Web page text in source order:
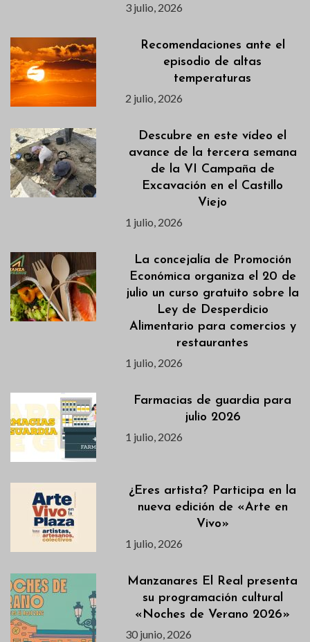
3 julio, 2026
Recomendaciones ante el
episodio de altas
temperaturas
2 julio, 2026
Descubre en este vídeo el
avance de la tercera semana
de la VI Campaña de
Excavación en el Castillo
Viejo
1 julio, 2026
La concejalía de Promoción
Económica organiza el 20 de
julio un curso gratuito sobre la
Ley de Desperdicio
Alimentario para comercios y
restaurantes
1 julio, 2026
Farmacias de guardia para
julio 2026
1 julio, 2026
¿Eres artista? Participa en la
nueva edición de «Arte en
Vivo»
1 julio, 2026
Manzanares El Real presenta
su programación cultural
«Noches de Verano 2026»
30 junio, 2026